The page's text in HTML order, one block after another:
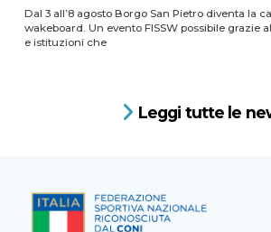
Dal 3 all’8 agosto Borgo San Pietro diventa la
wakeboard. Un evento FISSW possibile grazie
e istituzioni che
Leggi tutte le